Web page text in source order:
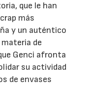
que le han
más
y un auténtico
de
Genci afronta
su actividad
de envases